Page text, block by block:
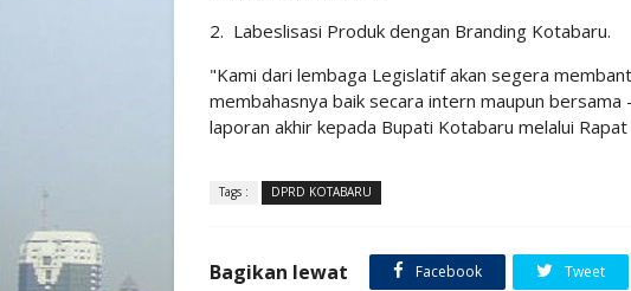
2. Labeslisasi Produk dengan Branding Kotabaru.
"Kami dari lembaga Legislatif akan segera
membahasnya baik secara intern maupun
laporan akhir kepada Bupati Kotabaru melalui
Tags : DPRD KOTABARU
Bagikan lewat Facebook Tweet